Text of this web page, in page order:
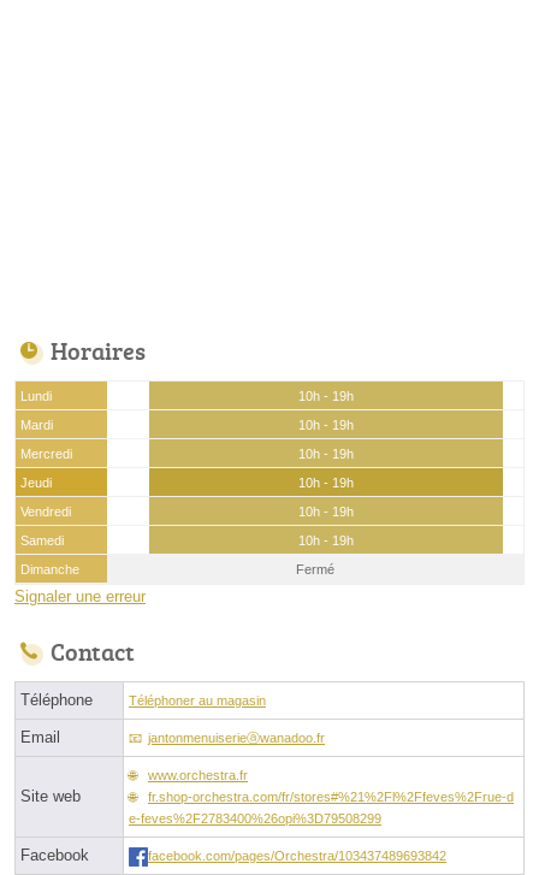
Horaires
Lundi
10h - 19h
Mardi
10h - 19h
Mercredi
10h - 19h
Jeudi
10h - 19h
Vendredi
10h - 19h
Samedi
10h - 19h
Dimanche
Fermé
Signaler une erreur
Contact
Téléphone Téléphoner au magasin
Email jantonmenuiserieⓐwanadoo.fr
Site web
www.orchestra.fr
fr.shop-orchestra.com/fr/stores#%21%2Fl%2Ffeves%2Frue-d
e-feves%2F2783400%26opi%3D79508299
Facebook facebook.com/pages/Orchestra/103437489693842